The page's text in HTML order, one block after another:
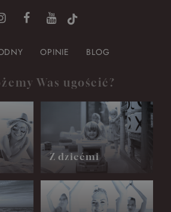
OPINIE BLOG
Was ugościć?
Z dziećmi